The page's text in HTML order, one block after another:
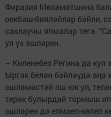
Фиразия Мөхәмәтшина
оекбаш-бияләйләр бәйли,
саклаучы япмалар тегә.
ул үз эшләрен.
– Киленебез Регина да кул
Ыргак белән бәйләүдә
эшләмәстәй эш юк ул,
терәк булырдай тормыш
эшләрен дә елмаеп-көлеп